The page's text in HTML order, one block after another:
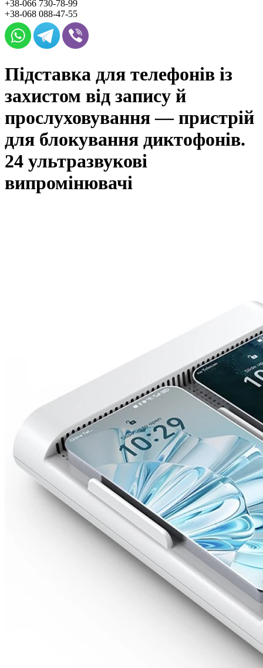
+38-066 730-78-99
+38-068 088-47-55
Підставка для телефонів із
захистом від запису й
прослуховування — пристрій
для блокування диктофонів.
24 ультразвукові
випромінювачі